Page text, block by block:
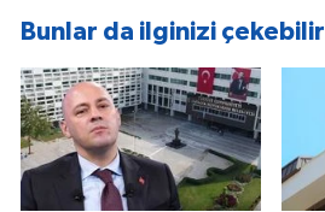
Bunlar da ilginizi çekebilir